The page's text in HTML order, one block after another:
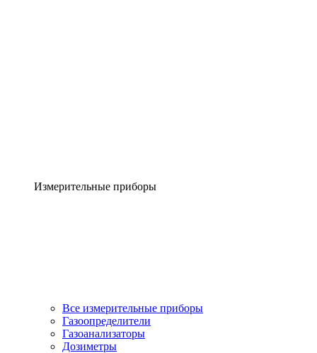
Измерительные приборы
Все измерительные приборы
Газоопределители
Газоанализаторы
Дозиметры